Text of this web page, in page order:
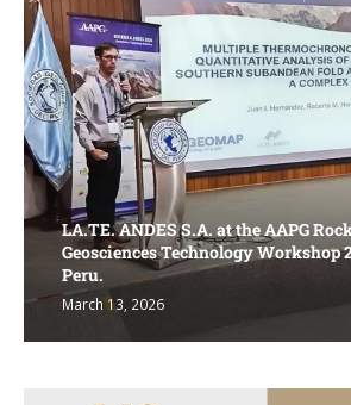
LA.TE. ANDES S.A. at the AAPG
Geosciences Technology Workshop
Peru.
March 13, 2026